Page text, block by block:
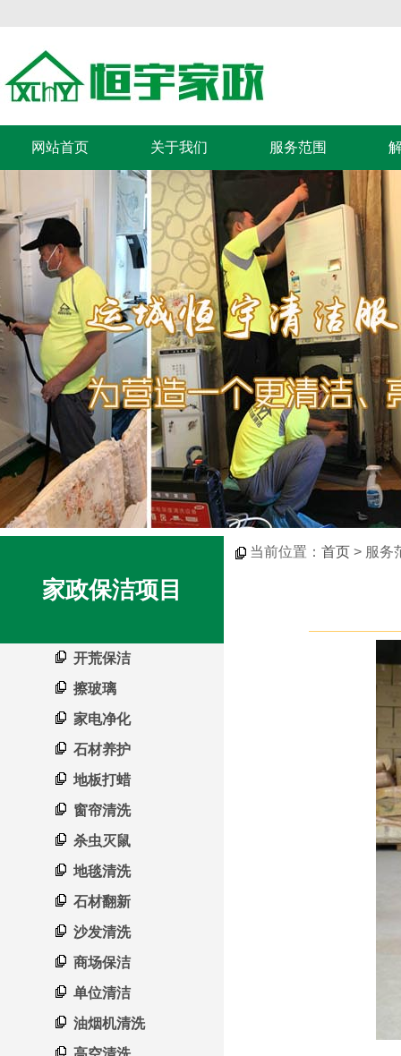
网站首页 关于我们 服务范围
家政保洁项目
开荒保洁
擦玻璃
家电净化
石材养护
地板打蜡
窗帘清洗
杀虫灭鼠
地毯清洗
石材翻新
沙发清洗
商场保洁
单位清洁
油烟机清洗
当前位置： 首页 > 服务